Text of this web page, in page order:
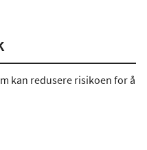
kan redusere risikoen for å